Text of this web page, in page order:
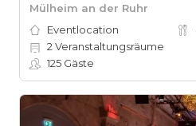
Mülheim an der Ruhr
Eventlocation
2 Veranstaltungsräume
125 Gäste